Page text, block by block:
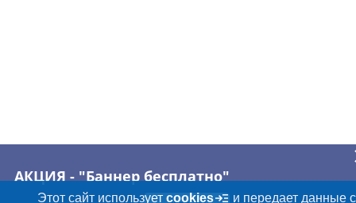
АКЦИЯ - "Баннер бесплатно"
Этот сайт использует cookies и передает данные